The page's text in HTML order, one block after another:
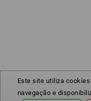
Este site utiliza
navegação e